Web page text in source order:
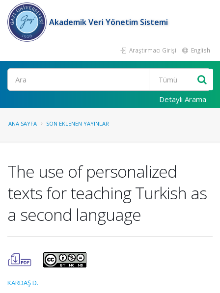
Akademik Veri Yönetim Sistemi
Araştırmacı Girişi English
Ara
Detaylı Arama
ANA SAYFA SON EKLENEN YAYINLAR
The use of personalized
texts for teaching Turkish as
a second language
KARDAŞ D.